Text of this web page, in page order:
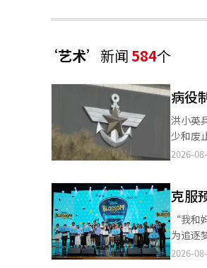
‘艺术’ 新闻584个
病役
洪小英
少和废
综合性
制度改
剧减
这样下
本性体
施在工
2026-
克服
“我和
为追逐
带
2026-